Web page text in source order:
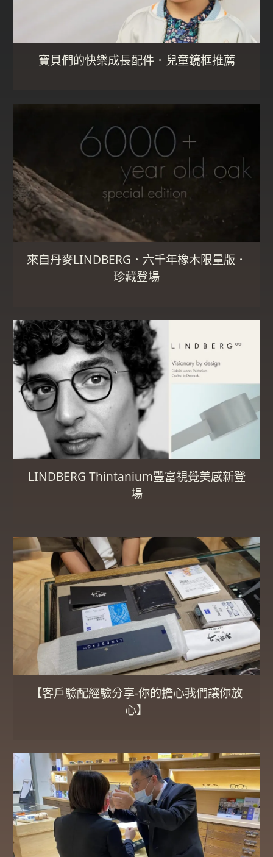
寶貝們的快樂成長配件．兒童鏡框推薦
來自丹麥LINDBERG．六千年橡木限量版．
珍藏登場
LINDBERG Thintanium豐富視覺美感新登
場
【客戶驗配經驗分享-你的擔心我們讓你放
心】